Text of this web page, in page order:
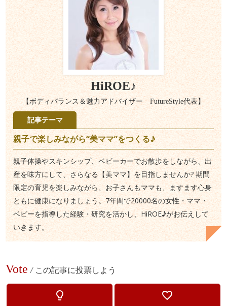
HiROE♪
【ボディバランス＆魅力アドバイザー FutureStyle代表】
記事テーマ
親子で楽しみながら“美ママ”をつくる♪
親子体操やスキンシップ、ベビーカーでお散歩をしながら、出
産を味方にして、さらなる【美ママ】を目指しませんか? 期間
限定の育児を楽しみながら、お子さんもママも、ますます心身
ともに健康になりましょう。7年間で20000名の女性・ママ・
ベビーを指導した経験・研究を活かし、HiROE♪がお伝えして
いきます。
Vote / この記事に投票しよう
lightbulb_outline favorite_border